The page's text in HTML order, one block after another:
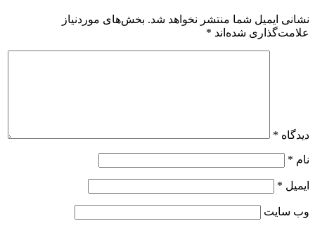
نشانی ایمیل شما منتشر نخواهد شد. بخش‌های موردنیاز
علامت‌گذاری شده‌اند *
دیدگاه *
نام *
ایمیل *
وب‌ سایت